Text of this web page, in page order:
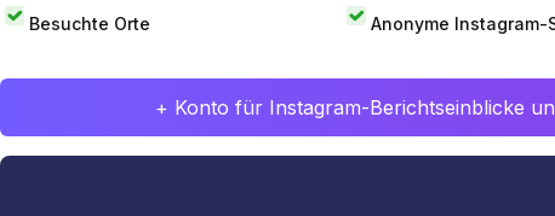
Besuchte Orte Anonyme Instagram-
+ Konto für Instagram-Berichtseinblicke